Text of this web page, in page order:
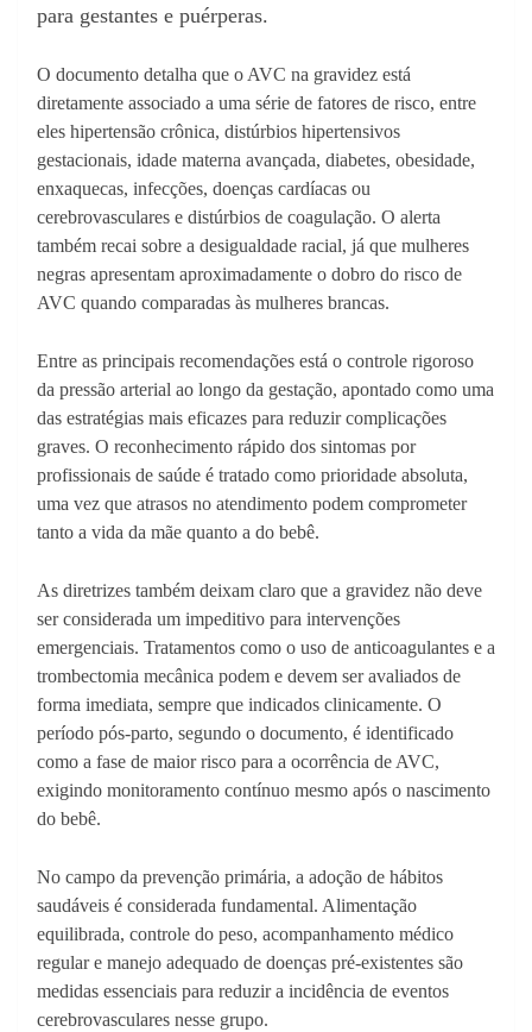
para gestantes e puérperas.
O documento detalha que o AVC na gravidez está
diretamente associado a uma série de fatores de risco, entre
eles hipertensão crônica, distúrbios hipertensivos
gestacionais, idade materna avançada, diabetes, obesidade,
enxaquecas, infecções, doenças cardíacas ou
cerebrovasculares e distúrbios de coagulação. O alerta
também recai sobre a desigualdade racial, já que mulheres
negras apresentam aproximadamente o dobro do risco de
AVC quando comparadas às mulheres brancas.
Entre as principais recomendações está o controle rigoroso
da pressão arterial ao longo da gestação, apontado como uma
das estratégias mais eficazes para reduzir complicações
graves. O reconhecimento rápido dos sintomas por
profissionais de saúde é tratado como prioridade absoluta,
uma vez que atrasos no atendimento podem comprometer
tanto a vida da mãe quanto a do bebê.
As diretrizes também deixam claro que a gravidez não deve
ser considerada um impeditivo para intervenções
emergenciais. Tratamentos como o uso de anticoagulantes e a
trombectomia mecânica podem e devem ser avaliados de
forma imediata, sempre que indicados clinicamente. O
período pós-parto, segundo o documento, é identificado
como a fase de maior risco para a ocorrência de AVC,
exigindo monitoramento contínuo mesmo após o nascimento
do bebê.
No campo da prevenção primária, a adoção de hábitos
saudáveis é considerada fundamental. Alimentação
equilibrada, controle do peso, acompanhamento médico
regular e manejo adequado de doenças pré-existentes são
medidas essenciais para reduzir a incidência de eventos
cerebrovasculares nesse grupo.